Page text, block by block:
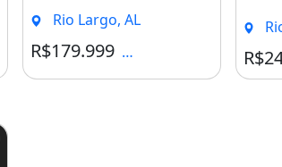
Largo, [...]
Rio Largo, AL
R$179.999 Condomínio R$290